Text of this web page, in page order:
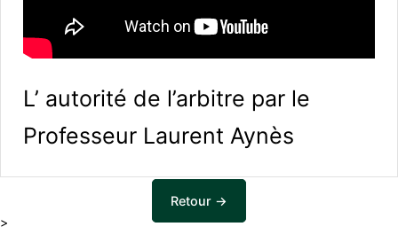
L’ autorité de l’arbitre par le
Professeur Laurent Aynès
Retour →
>